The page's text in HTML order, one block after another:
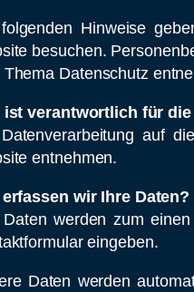
Hinweise
besuchen.
Thema Datenschutz
ist verantwortlich für
auf
entnehmen.
wir Ihre Daten?
Daten werden zum
eingeben.
Daten werden